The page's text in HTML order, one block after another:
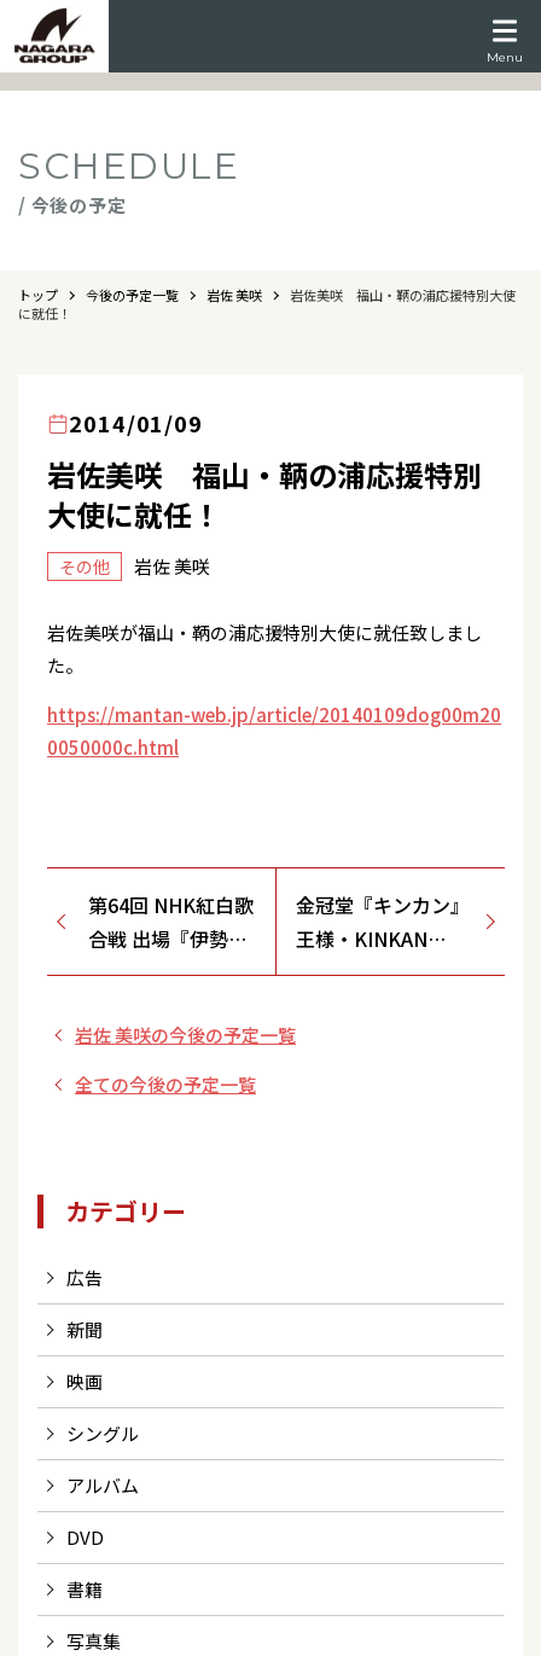
Menu
SCHEDULE
/ 今後の予定
トップ 今後の予定一覧 岩佐 美咲
岩佐美咲 福山・鞆の浦応援特別大使
に就任！
2014/01/09
岩佐美咲 福山・鞆の浦応援特別
大使に就任！
その他 岩佐 美咲
岩佐美咲が福山・鞆の浦応援特別大使に就任致しまし
た。
https://mantan-web.jp/article/20140109dog00m20
0050000c.html
第64回 NHK紅白歌
合戦 出場『伊勢め
ぐり』
金冠堂『キンカン』
王様・KINKAN
KINGDOM 「かゆみ
岩佐 美咲の今後の予定一覧
全ての今後の予定一覧
カテゴリー
広告
新聞
映画
シングル
アルバム
DVD
書籍
写真集